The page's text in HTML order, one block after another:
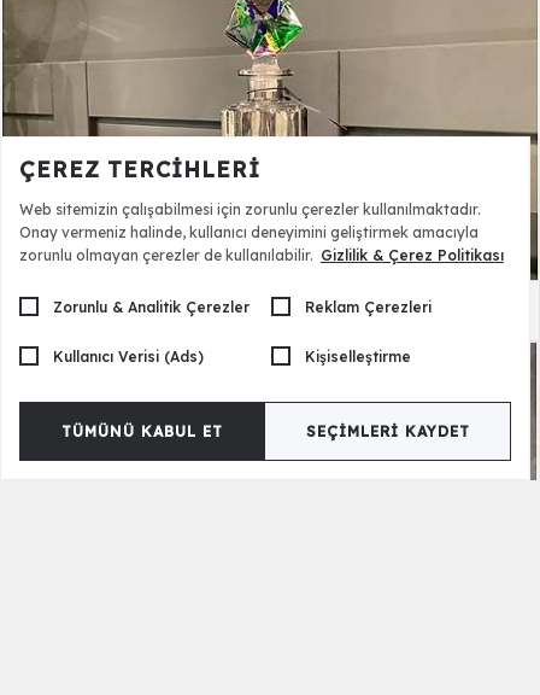
Altıgen Kapaklı Şişe 4.850,00 TL
ÇEREZ TERCIHLERI
Web sitemizin çalışabilmesi için zorunlu çerezler kullanılmaktadır.
Onay vermeniz halinde, kullanıcı deneyimini geliştirmek amacıyla
zorunlu olmayan çerezler de kullanılabilir. Gizlilik & Çerez Politikası
Zorunlu & Analitik Çerezler Reklam Çerezleri
Kullanıcı Verisi (Ads) Kişiselleştirme
TÜMÜNÜ KABUL ET SEÇIMLERI KAYDET